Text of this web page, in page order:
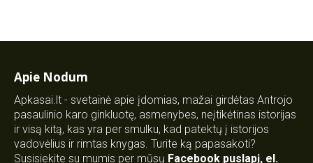
Apie Nodum
Apkasai.lt - svetainė apie įdomias, mažai girdėtas Antrojo
pasaulinio karo ginkluotę, asmenybes, neįtikėtinas istorijas
ir visą kitą, kas yra per smulku, kad patektų į istorijos
vadovėlius ir rimtas knygas. Turite ką papasakoti?
Susisiekite su mumis per mūsų Facebook puslapį, el.